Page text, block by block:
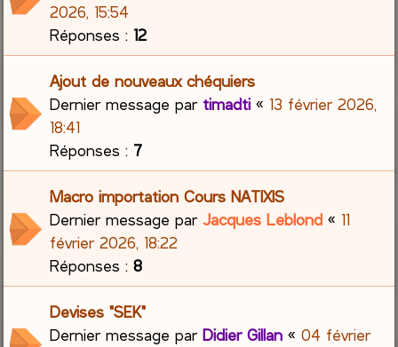
2026, 15:54
Réponses :12
Ajout de nouveaux chéquiers
Dernier message par timadti « 13 février 2026,
18:41
Réponses : 7
Macro importation Cours NATIXIS
Dernier message parJacques Leblond « 11
février 2026, 18:22
Réponses :8
Devises "SEK"
Dernier message parDidier Gillan «04 février